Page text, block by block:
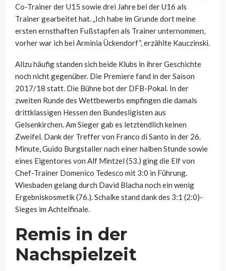
Co-Trainer der U15 sowie drei Jahre bei der U16 als
Trainer gearbeitet hat. „Ich habe im Grunde dort meine
ersten ernsthaften Fußstapfen als Trainer unternommen,
vorher war ich bei Arminia Ückendorf“, erzählte Kauczinski.
Allzu häufig standen sich beide Klubs in ihrer Geschichte
noch nicht gegenüber. Die Premiere fand in der Saison
2017/18 statt. Die Bühne bot der DFB-Pokal. In der
zweiten Runde des Wettbewerbs empfingen die damals
drittklassigen Hessen den Bundesligisten aus
Gelsenkirchen. Am Sieger gab es letztendlich keinen
Zweifel. Dank der Treffer von Franco di Santo in der 26.
Minute, Guido Burgstaller nach einer halben Stunde sowie
eines Eigentores von Alf Mintzel (53.) ging die Elf von
Chef-Trainer Domenico Tedesco mit 3:0 in Führung.
Wiesbaden gelang durch David Blacha noch ein wenig
Ergebniskosmetik (76.). Schalke stand dank des 3:1 (2:0)-
Sieges im Achtelfinale.
Remis in der
Nachspielzeit